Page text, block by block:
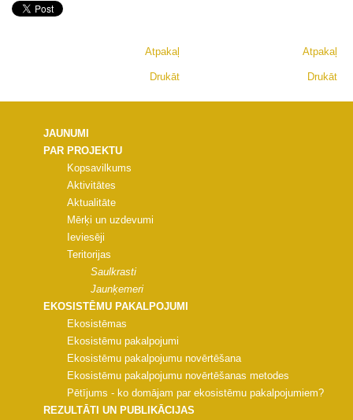
Atpakaļ
Drukāt
Atpakaļ
Drukāt
JAUNUMI
PAR PROJEKTU
Kopsavilkums
Aktivitātes
Aktualitāte
Mērķi un uzdevumi
Ieviesēji
Teritorijas
Saulkrasti
Jaunķemeri
EKOSISTĒMU PAKALPOJUMI
Ekosistēmas
Ekosistēmu pakalpojumi
Ekosistēmu pakalpojumu novērtēšana
Ekosistēmu pakalpojumu novērtēšanas metodes
Pētījums - ko domājam par ekosistēmu pakalpojumiem?
REZULTĀTI UN PUBLIKĀCIJAS